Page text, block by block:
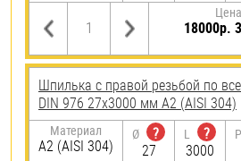
18000р.
Шпилька с правой резьбой по
DIN 976 27х3000 мм А2 (AISI 304)
Материал
А2 (AISI 304)
Ø
?
27
L
?
3000
P